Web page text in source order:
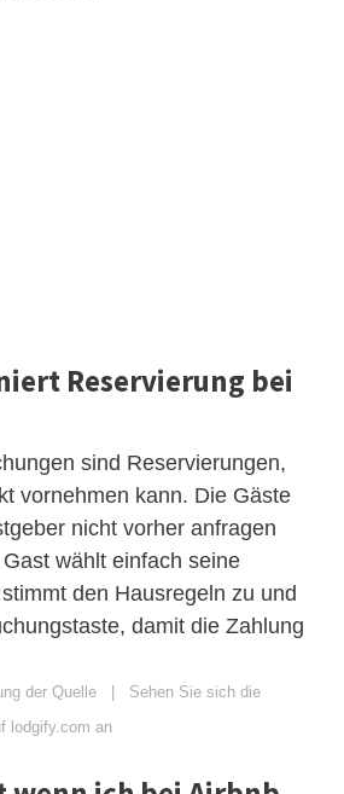
Reservierung bei
sind Reservierungen,
vornehmen kann. Die Gäste
nicht vorher anfragen
wählt einfach seine
den Hausregeln zu und
damit die Zahlung
der Quelle
Sehen Sie sich die
lodgify.com an